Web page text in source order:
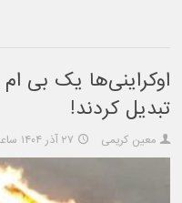
تبدیل کردند!
معین کریمی ۲۷ آذر ۱۴۰۴ ساعت ۱۵:۱۱